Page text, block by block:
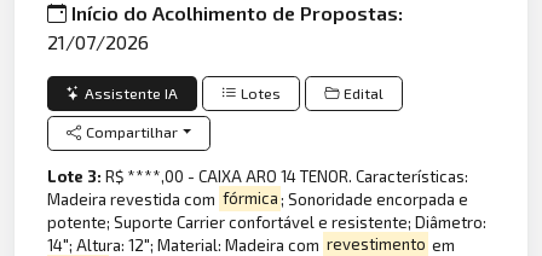
Início do Acolhimento de Propostas:
21/07/2026
Assistente IA Lotes Edital
Compartilhar
Lote 3:R$ ****,00 - CAIXA ARO 14 TENOR. Características:
Madeira revestida com fórmica; Sonoridade encorpada e
potente; Suporte Carrier confortável e resistente; Diâmetro:
14"; Altura: 12"; Material: Madeira com revestimento em